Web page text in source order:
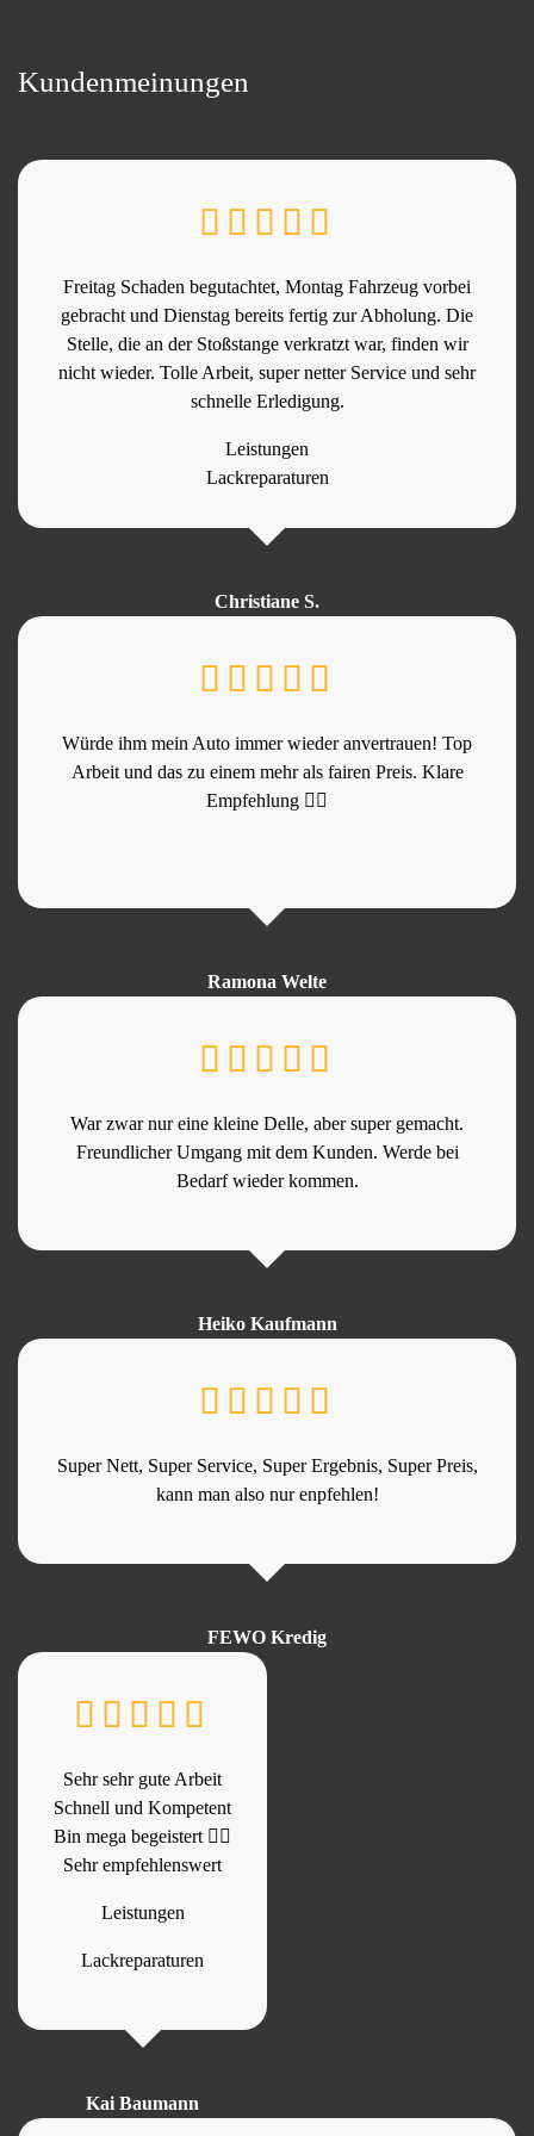
Kundenmeinungen
Freitag Schaden begutachtet, Montag Fahrzeug vorbei
gebracht und Dienstag bereits fertig zur Abholung. Die
Stelle, die an der Stoßstange verkratzt war, finden wir
nicht wieder. Tolle Arbeit, super netter Service und sehr
schnelle Erledigung.
Leistungen
Lackreparaturen
Christiane S.
Würde ihm mein Auto immer wieder anvertrauen! Top
Arbeit und das zu einem mehr als fairen Preis. Klare
Empfehlung 👍🏻
Ramona Welte
War zwar nur eine kleine Delle, aber super gemacht.
Freundlicher Umgang mit dem Kunden. Werde bei
Bedarf wieder kommen.
Heiko Kaufmann
Super Nett, Super Service, Super Ergebnis, Super Preis,
kann man also nur enpfehlen!
FEWO Kredig
Sehr sehr gute Arbeit
Schnell und Kompetent
Bin mega begeistert 👍🏻
Sehr empfehlenswert
Leistungen
Lackreparaturen
Kai Baumann